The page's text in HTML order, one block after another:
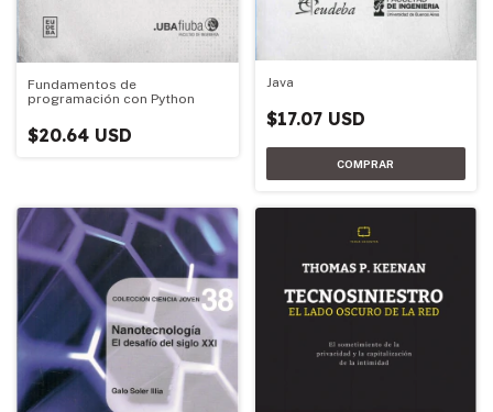
Fundamentos de
programación con Python
$20.64 USD
Java
$17.07 USD